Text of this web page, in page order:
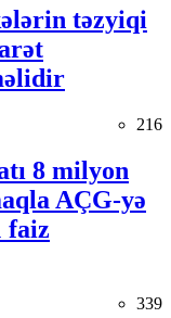
təzyiqi
216
8 milyon
AÇG-yə
faiz
339